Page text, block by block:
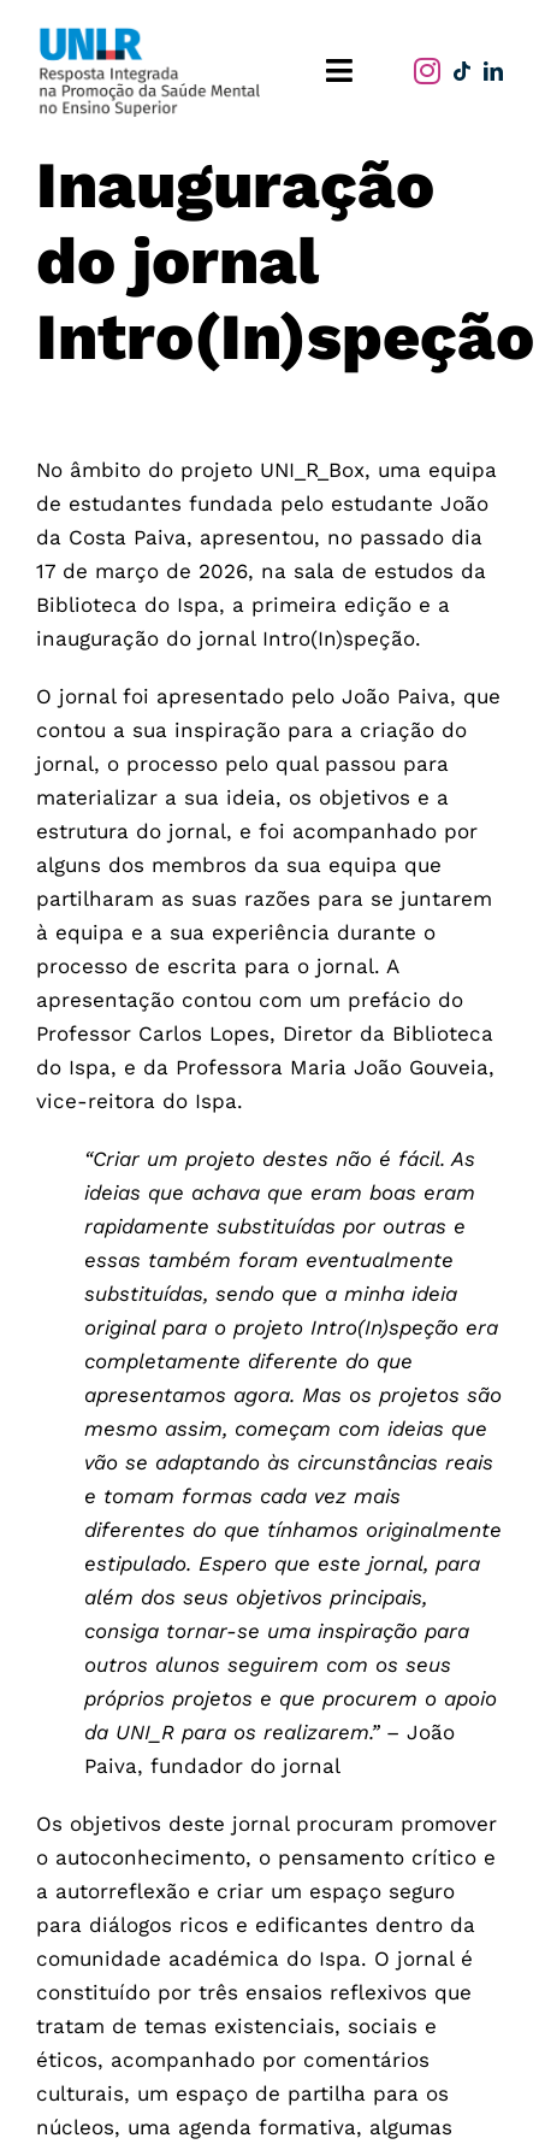
content
Toggle
Publicações
Atividades
Inauguração
do jornal
Intro(In)speção
No âmbito do projeto UNI_R_Box, uma equipa
de estudantes fundada pelo estudante João
da Costa Paiva, apresentou, no passado dia
17 de março de 2026, na sala de estudos da
Biblioteca do Ispa, a primeira edição e a
inauguração do jornal Intro(In)speção.
O jornal foi apresentado pelo João Paiva, que
contou a sua inspiração para a criação do
jornal, o processo pelo qual passou para
materializar a sua ideia, os objetivos e a
estrutura do jornal, e foi acompanhado por
alguns dos membros da sua equipa que
partilharam as suas razões para se juntarem
à equipa e a sua experiência durante o
processo de escrita para o jornal. A
apresentação contou com um prefácio do
Professor Carlos Lopes, Diretor da Biblioteca
do Ispa, e da Professora Maria João Gouveia,
vice-reitora do Ispa.
“Criar um projeto destes não é fácil. As
ideias que achava que eram boas eram
rapidamente substituídas por outras e
essas também foram eventualmente
substituídas, sendo que a minha ideia
original para o projeto Intro(In)speção era
completamente diferente do que
apresentamos agora. Mas os projetos são
mesmo assim, começam com ideias que
vão se adaptando às circunstâncias reais
e tomam formas cada vez mais
diferentes do que tínhamos originalmente
estipulado. Espero que este jornal, para
além dos seus objetivos principais,
consiga tornar-se uma inspiração para
outros alunos seguirem com os seus
próprios projetos e que procurem o apoio
da UNI_R para os realizarem.”– João
Paiva, fundador do jornal
Os objetivos deste jornal procuram promover
o autoconhecimento, o pensamento crítico e
a autorreflexão e criar um espaço seguro
para diálogos ricos e edificantes dentro da
comunidade académica do Ispa. O jornal é
constituído por três ensaios reflexivos que
tratam de temas existenciais, sociais e
éticos, acompanhado por comentários
culturais, um espaço de partilha para os
núcleos, uma agenda formativa, algumas